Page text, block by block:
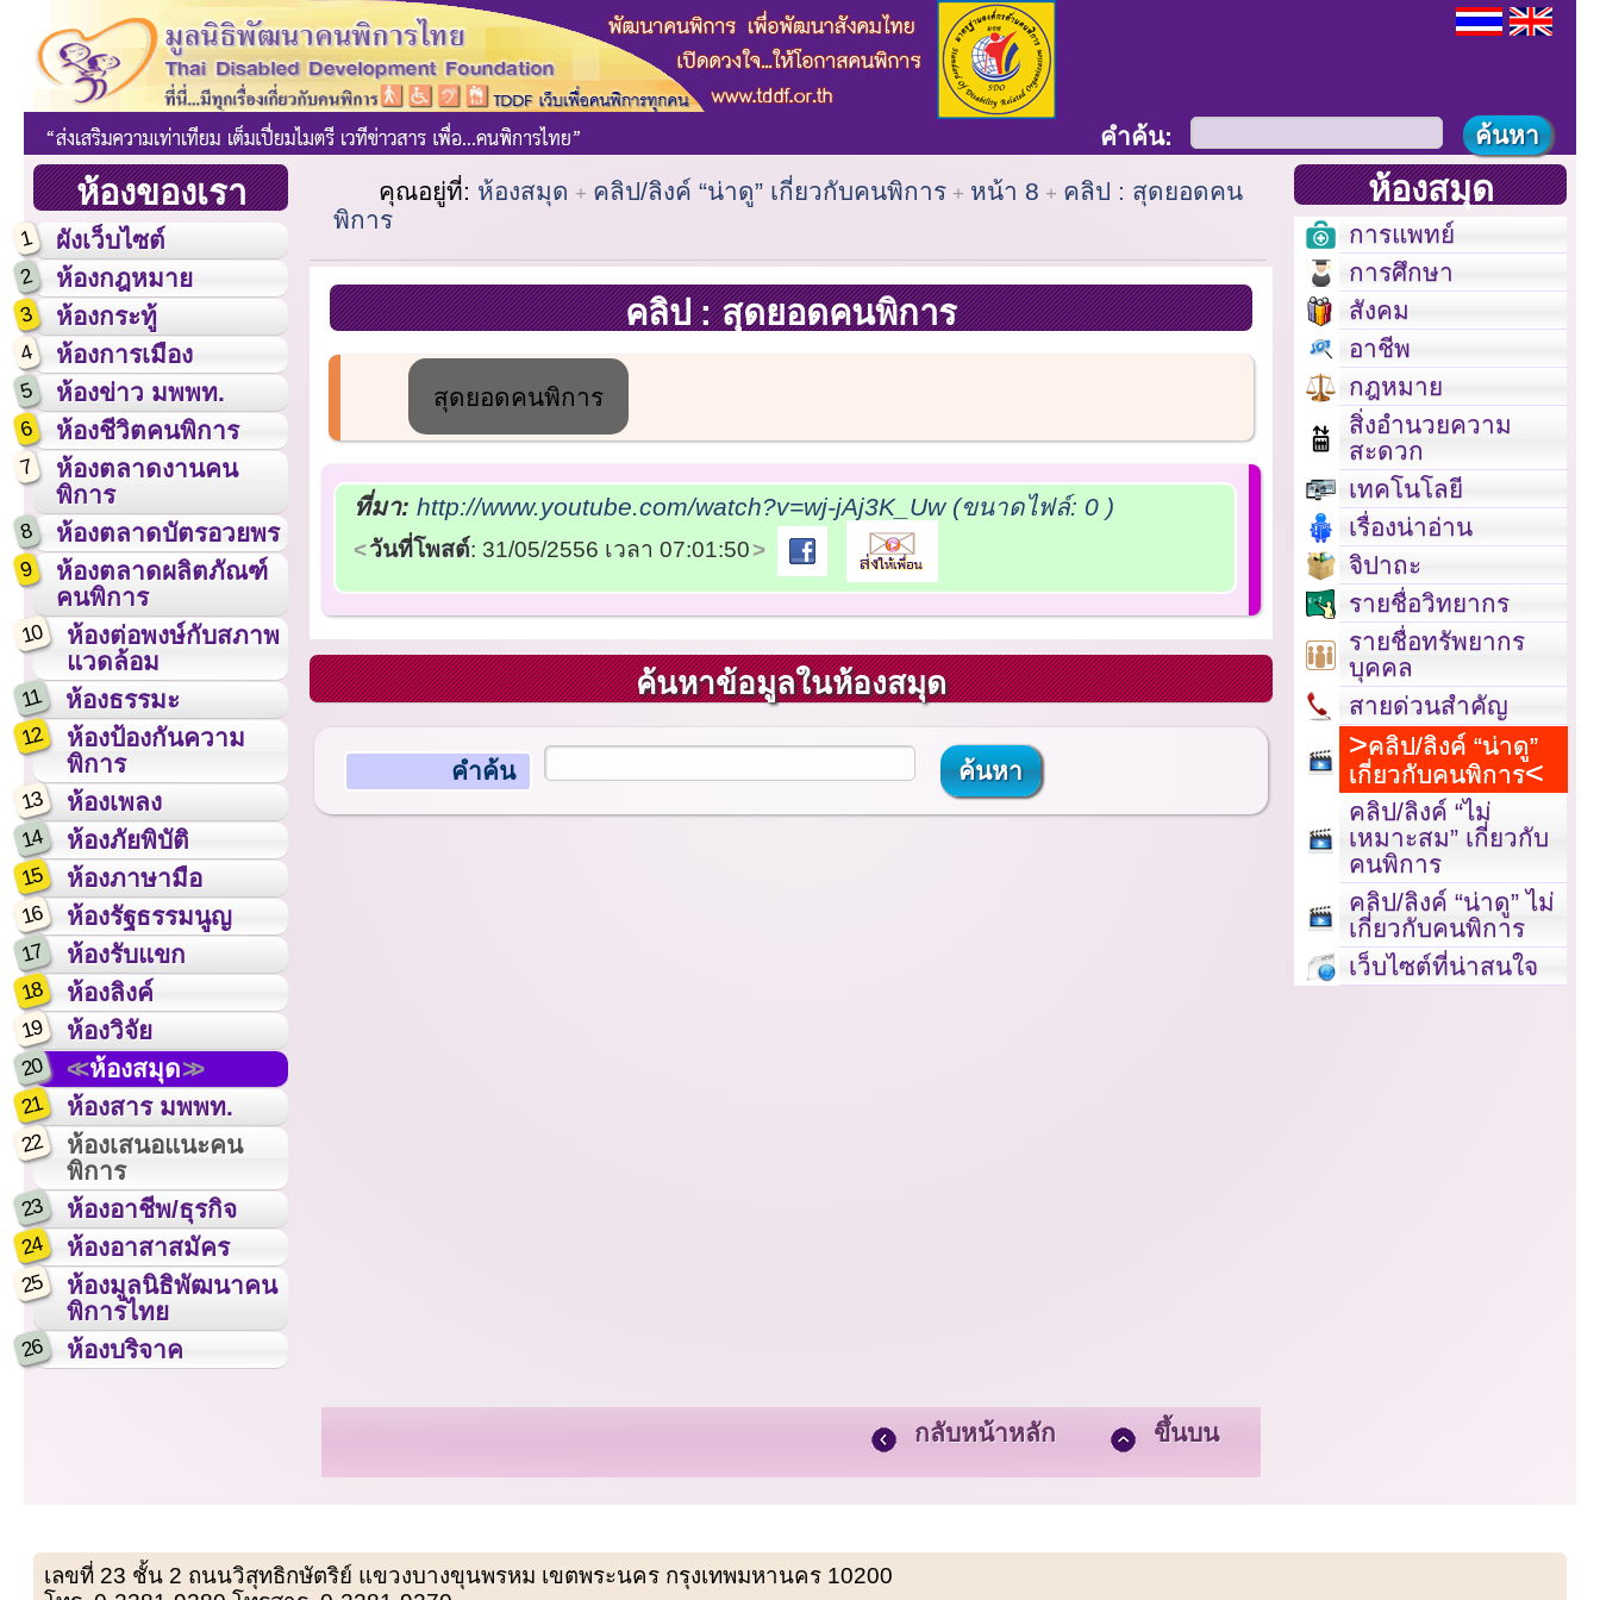
ห้องของเรา
1 ผังเว็บไซต์
2 ห้องกฎหมาย
3 ห้องกระทู้
4 ห้องการเมือง
5 ห้องข่าว มพพท.
6 ห้องชีวิตคนพิการ
7
ห้องตลาดงานคน
พิการ
8 ห้องตลาดบัตรอวยพร
9
ห้องตลาดผลิตภัณฑ์
คนพิการ
10
ห้องต่อพงษ์กับสภาพ
แวดล้อม
11 ห้องธรรมะ
12
ห้องป้องกันความ
พิการ
13 ห้องเพลง
14 ห้องภัยพิบัติ
15 ห้องภาษามือ
16 ห้องรัฐธรรมนูญ
17 ห้องรับแขก
18 ห้องลิงค์
19 ห้องวิจัย
20 ห้องสมุด
21 ห้องสาร มพพท.
22
ห้องเสนอแนะคน
พิการ
23 ห้องอาชีพ/ธุรกิจ
24 ห้องอาสาสมัคร
25
ห้องมูลนิธิพัฒนาคน
พิการไทย
26 ห้องบริจาค
คำค้น:
คุณอยู่ที่: ห้องสมุด คลิป/ลิงค์ “น่าดู” เกี่ยวกับคนพิการ หน้า 8
คลิป : สุดยอดคน
พิการ
คลิป : สุดยอดคนพิการ
สุดยอดคนพิการ
ที่มา: http://www.youtube.com/watch?v=wj-jAj3K_Uw (ขนาดไฟล์: 0 )
วันที่โพสต์: 31/05/2556 เวลา 07:01:50
ค้นหาข้อมูลในห้องสมุด
คำค้น
กลับหน้าหลัก ขึ้นบน
ห้องสมุด
การแพทย์
การศึกษา
สังคม
อาชีพ
กฎหมาย
สิ่งอำนวยความ
สะดวก
เทคโนโลยี
เรื่องน่าอ่าน
จิปาถะ
รายชื่อวิทยากร
รายชื่อทรัพยากร
บุคคล
สายด่วนสำคัญ
คลิป/ลิงค์ “น่าดู”
เกี่ยวกับคนพิการ
คลิป/ลิงค์ “ไม่
เหมาะสม” เกี่ยวกับ
คนพิการ
คลิป/ลิงค์ “น่าดู” ไม่
เกี่ยวกับคนพิการ
เว็บไซต์ที่น่าสนใจ
เลขที่ 23 ชั้น 2 ถนนวิสุทธิกษัตริย์ แขวงบางขุนพรหม เขตพระนคร กรุงเทพมหานคร 10200